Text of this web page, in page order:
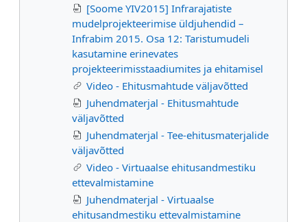
[Soome YIV2015] Infrarajatiste
mudelprojekteerimise üldjuhendid –
Infrabim 2015. Osa 12: Taristumudeli
kasutamine erinevates
projekteerimisstaadiumites ja ehitamisel
Video - Ehitusmahtude väljavõtted
Juhendmaterjal - Ehitusmahtude
väljavõtted
Juhendmaterjal - Tee-ehitusmaterjalide
väljavõtted
Video - Virtuaalse ehitusandmestiku
ettevalmistamine
Juhendmaterjal - Virtuaalse
ehitusandmestiku ettevalmistamine